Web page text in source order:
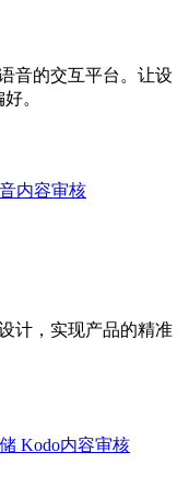
音的交互平台。让设
。
内容审核
计，实现产品的精准
Kodo内容审核